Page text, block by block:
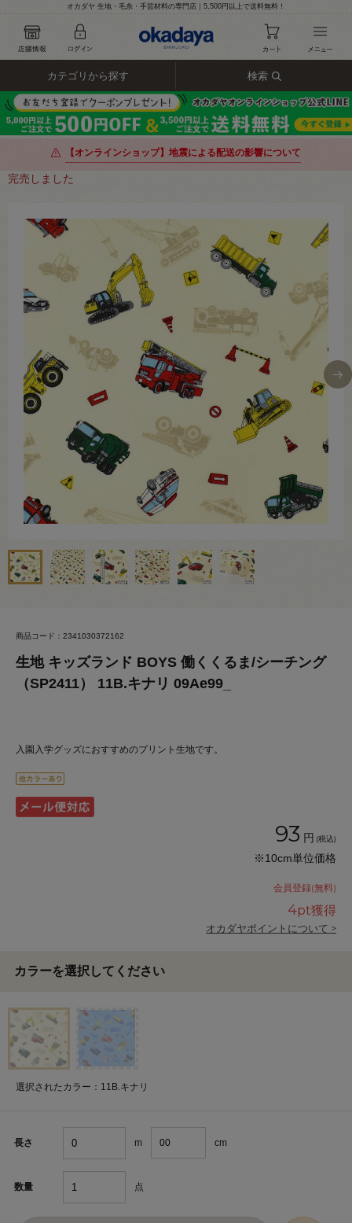
オカダヤ 生地・毛糸・手芸材料の専門店｜5,500円以上で送料無料！
カテゴリから探す 検索
【オンラインショップ】地震による配送の影響について
完売しました
商品コード：2341030372162
生地 キッズランド BOYS 働くくるま/シーチング
（SP2411） 11B.キナリ 09Ae99_
入園入学グッズにおすすめのプリント生地です。
93 円 (税込)
※10cm単位価格
会員登録(無料)
4pt獲得
オカダヤポイントについて >
カラーを選択してください
選択されたカラー：11B.キナリ
長さ m cm
数量 点